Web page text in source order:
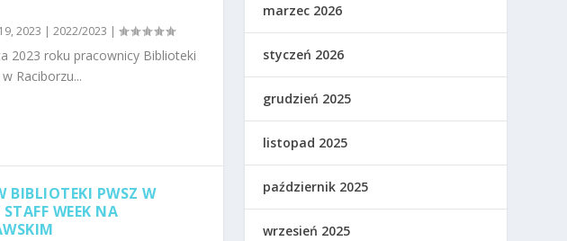
2023 | 2022/2023 |
2023 roku pracownicy Biblioteki
Raciborzu...
BIBLIOTEKI PWSZ W
WEEK NA
marzec 2026
styczeń 2026
grudzień 2025
listopad 2025
październik 2025
wrzesień 2025